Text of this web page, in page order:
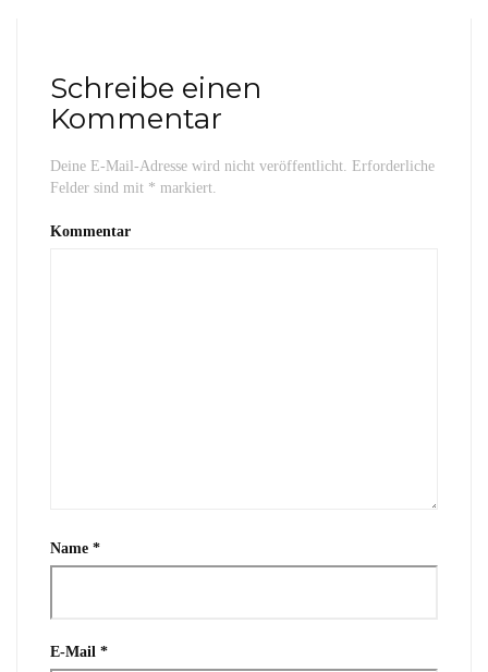
Schreibe einen
Kommentar
Deine E-Mail-Adresse wird nicht veröffentlicht. Erforderliche
Felder sind mit * markiert.
Kommentar
Name *
E-Mail *